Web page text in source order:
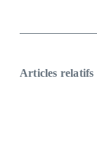
Articles relatifs